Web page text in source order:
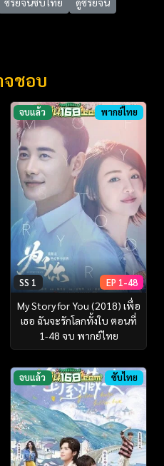
ชอบ
จบแล้ว พากย์ไทย
SS 1 EP 1-48
My Story for You (2018) เพื่อ
เธอ ฉันจะรักโลกทั้งใบ ตอนที่
1-48 จบ พากย์ไทย
จบแล้ว ซับไทย